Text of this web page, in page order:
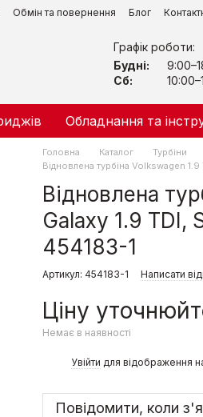
Обмін та повернення Блог
Графік роботи:
Будні:
Сб:
Обладнання та
Головна Каталог Турбіни
Відновлена турбіна Volkswagen
Відновлена
Galaxy 1.9 TDI,
454183-1
Артикул: 454183-1 Написати
Ціну
Немає в наявності
Увійти для відображення
Повідомити, коли